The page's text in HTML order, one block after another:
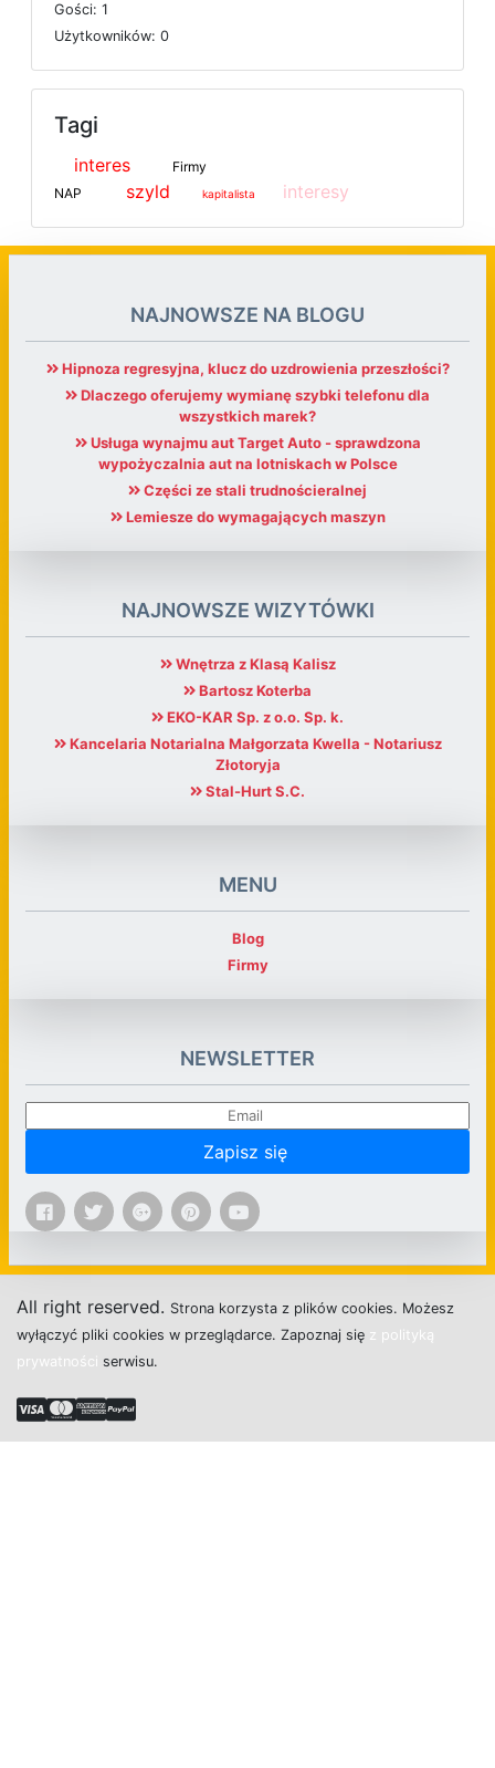
Gości: 1
Użytkowników: 0
Tagi
interes
Firmy
NAP
szyld kapitalista interesy
NAJNOWSZE NA BLOGU
Hipnoza regresyjna, klucz do uzdrowienia przeszłości?
Dlaczego oferujemy wymianę szybki telefonu dla
wszystkich marek?
Usługa wynajmu aut Target Auto - sprawdzona
wypożyczalnia aut na lotniskach w Polsce
Części ze stali trudnościeralnej
Lemiesze do wymagających maszyn
NAJNOWSZE WIZYTÓWKI
Wnętrza z Klasą Kalisz
Bartosz Koterba
EKO-KAR Sp. z o.o. Sp. k.
Kancelaria Notarialna Małgorzata Kwella - Notariusz
Złotoryja
Stal-Hurt S.C.
MENU
Blog
Firmy
NEWSLETTER
Zapisz się
All right reserved. Strona korzysta z plików cookies. Możesz
wyłączyć pliki cookies w przeglądarce. Zapoznaj się z polityką
prywatności serwisu.